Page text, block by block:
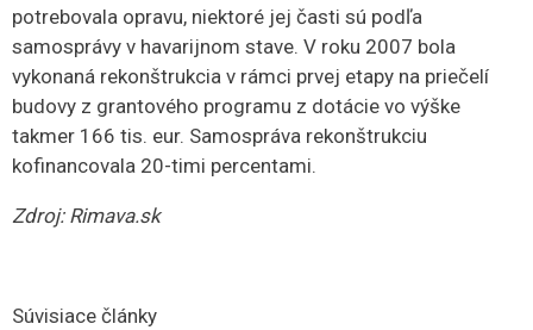
potrebovala opravu, niektoré jej časti sú podľa
samosprávy v havarijnom stave. V roku 2007 bola
vykonaná rekonštrukcia v rámci prvej etapy na priečelí
budovy z grantového programu z dotácie vo výške
takmer 166 tis. eur. Samospráva rekonštrukciu
kofinancovala 20-timi percentami.
Zdroj: Rimava.sk
Súvisiace články